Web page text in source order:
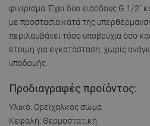
φινίρισμα. Έχει δύο εισόδους G 1/2"
με προστασία κατά της
περιλαμβάνει τόσο υποβρύχια όσο
έτοιμη για εγκατάσταση, χωρίς
υποδομής.
Προδιαγραφές προϊόντος:
Υλικό: Ορείχαλκος σώμα
Κεφαλή: Θερμοστατική